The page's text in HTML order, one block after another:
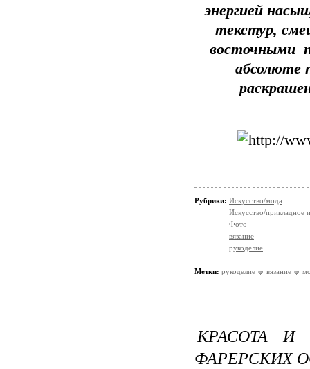
энергией
текстур,
восточными
абсолюте
Рубрики: Искусство/мода
Искусство/прикладное
Фото
вязание
рукоделие
Метки: рукоделие вязание
КРАСОТА
ФАРЕРСКИХ